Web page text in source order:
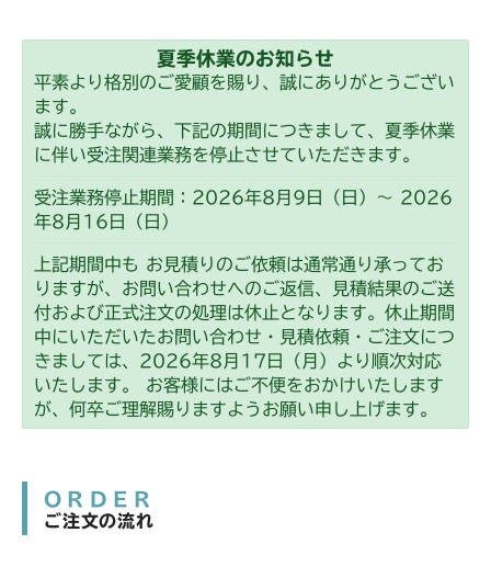
夏季休業のお知らせ
平素より格別のご愛顧を賜り、誠にありがとうござい
ます。
誠に勝手ながら、下記の期間につきまして、夏季休業
に伴い受注関連業務を停止させていただきます。
受注業務停止期間：2026年8月9日（日）～ 2026
年8月16日（日）
上記期間中も お見積りのご依頼は通常通り承ってお
りますが、お問い合わせへのご返信、見積結果のご送
付および正式注文の処理は休止となります。休止期間
中にいただいたお問い合わせ・見積依頼・ご注文につ
きましては、2026年8月17日（月）より順次対応
いたします。 お客様にはご不便をおかけいたします
が、何卒ご理解賜りますようお願い申し上げます。
ORDER
ご注文の流れ